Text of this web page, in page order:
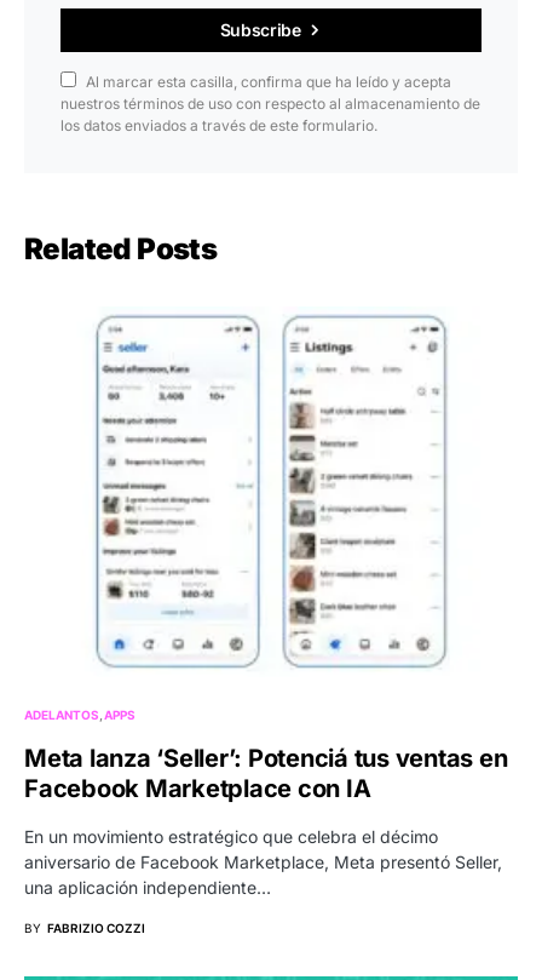
Subscribe
Al marcar esta casilla, confirma que ha leído y acepta
nuestros términos de uso con respecto al almacenamiento de
los datos enviados a través de este formulario.
Related Posts
ADELANTOS APPS
Meta lanza ‘Seller’: Potenciá tus ventas en
Facebook Marketplace con IA
En un movimiento estratégico que celebra el décimo
aniversario de Facebook Marketplace, Meta presentó Seller,
una aplicación independiente…
BY FABRIZIO COZZI